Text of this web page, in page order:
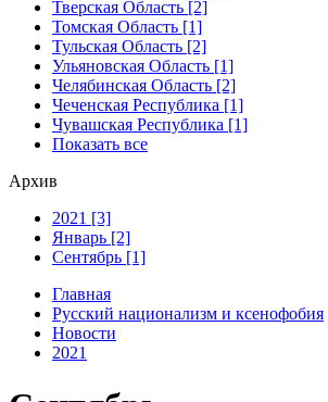
Тверская Область [2]
Томская Область [1]
Тульская Область [2]
Ульяновская Область [1]
Челябинская Область [2]
Чеченская Республика [1]
Чувашская Республика [1]
Показать все
Архив
2021 [3]
Январь [2]
Сентябрь [1]
Главная
Русский национализм и ксенофобия
Новости
2021